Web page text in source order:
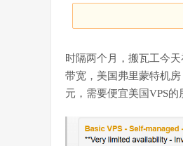
时隔两个月，搬瓦工今
带宽，美国弗里蒙特机
元，需要便宜美国VPS的